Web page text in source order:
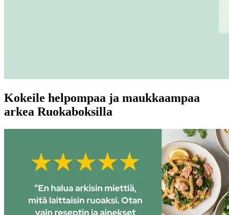
Kokeile helpompaa ja maukkaampaa
arkea Ruokaboksilla